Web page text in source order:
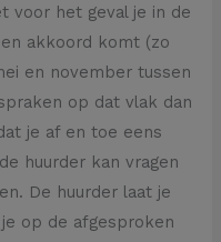
voor het geval je in de
akkoord komt (zo
en november tussen
op dat vlak dan
je af en toe eens
huurder kan vragen
De huurder laat je
op de afgesproken